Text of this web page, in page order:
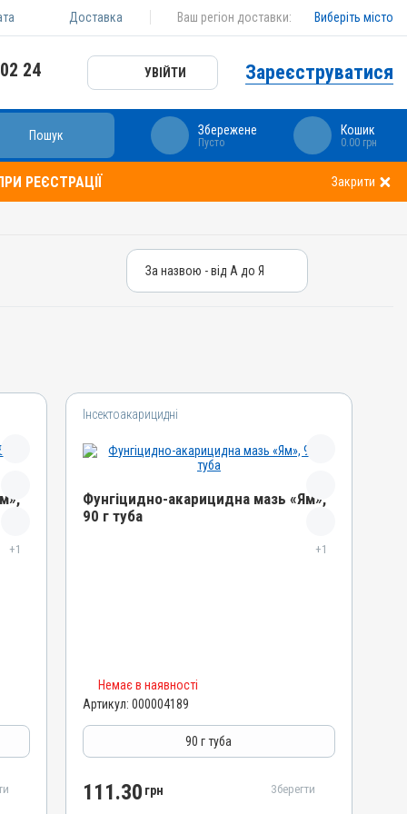
Доставка Ваш регіон доставки: Виберіть місто
24 УВІЙТИ Зареєструватися
Пошук Збережене
Пусто
Кошик
0.00 грн
РЕЄСТРАЦІЇ Закрити
За назвою - від А до Я
+1
Інсектоакарицидні
Фунгіцидно-акарицидна мазь «Ям»,
90 г туба
+1
Номер РП
AB-01068-01-10
Групи препаратів
Інсектоакарицидні, Протипаразитарні,
Лікарська форма
Немає в наявності
Артикул: 000004189
90 г туба
111.30 грн Зберегти